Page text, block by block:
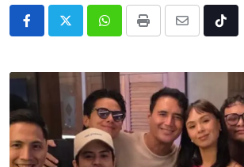
Whatsapp
Print
Share
Email